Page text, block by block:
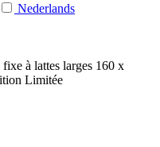
Nederlands
à lattes larges 160 x
Limitée